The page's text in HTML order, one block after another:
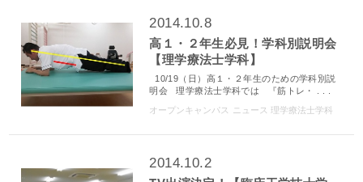
2014.10.8
高１・２年生必見！学科別説明会
【理学療法士学科】
10/19（日）高１・２年生のための学科別説
明会 理学療法士学科では 『筋トレ・ . . .
オープンキャンパス ニュース 理学療法士学科
2014.10.2